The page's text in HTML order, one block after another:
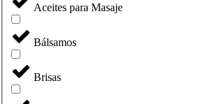
Aceites para Masaje
Bálsamos
Brisas